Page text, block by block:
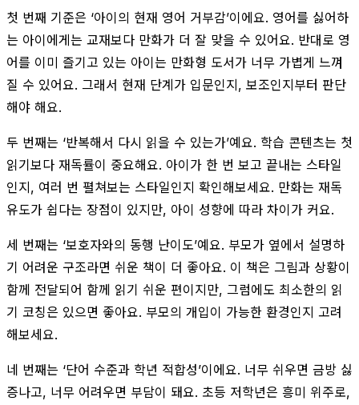
첫 번째 기준은 ‘아이의 현재 영어 거부감’이에요. 영어를 싫어하
는 아이에게는 교재보다 만화가 더 잘 맞을 수 있어요. 반대로 영
어를 이미 즐기고 있는 아이는 만화형 도서가 너무 가볍게 느껴
질 수 있어요. 그래서 현재 단계가 입문인지, 보조인지부터 판단
해야 해요.
두 번째는 ‘반복해서 다시 읽을 수 있는가’예요. 학습 콘텐츠는 첫
읽기보다 재독률이 중요해요. 아이가 한 번 보고 끝내는 스타일
인지, 여러 번 펼쳐보는 스타일인지 확인해보세요. 만화는 재독
유도가 쉽다는 장점이 있지만, 아이 성향에 따라 차이가 커요.
세 번째는 ‘보호자와의 동행 난이도’예요. 부모가 옆에서 설명하
기 어려운 구조라면 쉬운 책이 더 좋아요. 이 책은 그림과 상황이
함께 전달되어 함께 읽기 쉬운 편이지만, 그럼에도 최소한의 읽
기 코칭은 있으면 좋아요. 부모의 개입이 가능한 환경인지 고려
해보세요.
네 번째는 ‘단어 수준과 학년 적합성’이에요. 너무 쉬우면 금방 싫
증나고, 너무 어려우면 부담이 돼요. 초등 저학년은 흥미 위주로,